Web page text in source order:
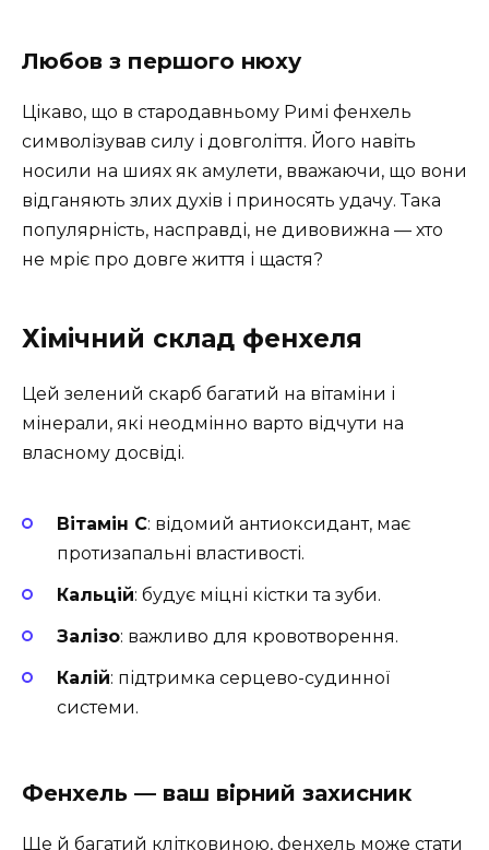
Любов з першого нюху
Цікаво, що в стародавньому Римі фенхель
символізував силу і довголіття. Його навіть
носили на шиях як амулети, вважаючи, що вони
відганяють злих духів і приносять удачу. Така
популярність, насправді, не дивовижна — хто
не мріє про довге життя і щастя?
Хімічний склад фенхеля
Цей зелений скарб багатий на вітаміни і
мінерали, які неодмінно варто відчути на
власному досвіді.
Вітамін C: відомий антиоксидант, має
протизапальні властивості.
Кальцій: будує міцні кістки та зуби.
Залізо: важливо для кровотворення.
Калій: підтримка серцево-судинної
системи.
Фенхель — ваш вірний захисник
Ще й багатий клітковиною, фенхель може стати